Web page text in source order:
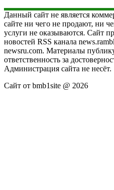
Данный сайт не является
сайте ни чего не продают, ни
услуги не оказываются. Сайт
новостей RSS канала
newsru.com. Материалы
ответственность за
Администрация сайта не несёт.
Сайт от bmb1site @ 2026